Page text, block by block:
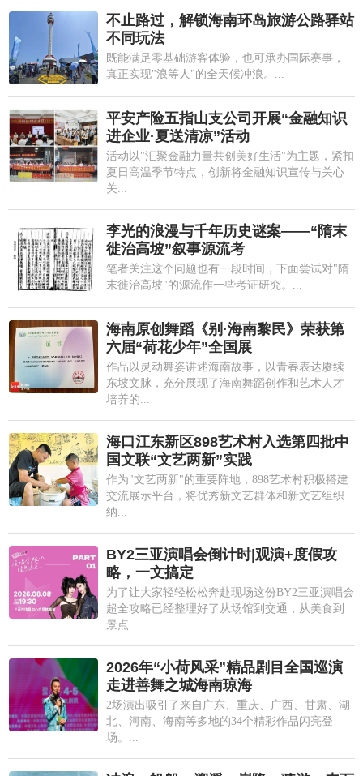
不止路过，解锁海南环岛旅游公路驿站
不同玩法
既能满足零基础游客体验，也可承办国际赛事，
真正实现"浪等人"的全天候冲浪。...
平安产险五指山支公司开展“金融知识
进企业·夏送清凉”活动
活动以"汇聚金融力量共创美好生活"为主题，紧扣
夏日高温季节特点，创新将金融知识宣传与关心
关...
李光的浪漫与千年历史谜案——“隋末
徙治高坡”叙事源流考
笔者关注这个问题也有一段时间，下面尝试对"隋
末徙治高坡"的源流作一些考证研究。...
海南原创舞蹈《别·海南黎民》荣获第
六届“荷花少年”全国展
作品以灵动舞姿讲述海南故事，以青春表达赓续
东坡文脉，充分展现了海南舞蹈创作和艺术人才
培养的...
海口江东新区898艺术村入选第四批中
国文联“文艺两新”实践
作为"文艺两新"的重要阵地，898艺术村积极搭建
交流展示平台，将优秀新文艺群体和新文艺组织
纳...
BY2三亚演唱会倒计时|观演+度假攻
略，一文搞定
为了让大家轻轻松松奔赴现场这份BY2三亚演唱会
超全攻略已经整理好了从场馆到交通，从美食到
景点...
2026年“小荷风采”精品剧目全国巡演
走进善舞之城海南琼海
2场演出吸引了来自广东、重庆、广西、甘肃、湖
北、河南、海南等多地的34个精彩作品闪亮登
场。...